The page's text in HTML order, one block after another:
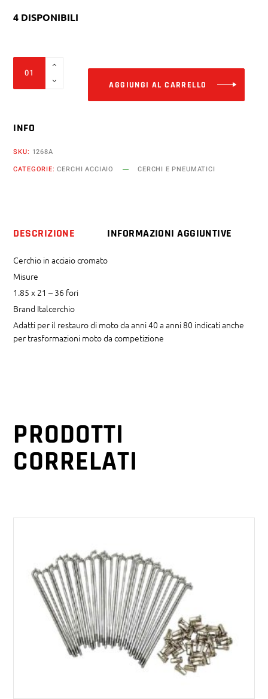
4 DISPONIBILI
Italcerchio
AGGIUNGI AL CARRELLO
INFO
SKU: 1268A
CATEGORIE:CERCHI ACCIAIO CERCHI E PNEUMATICI
DESCRIZIONE INFORMAZIONI AGGIUNTIVE
Cerchio in acciaio cromato
Misure
1.85 x 21 – 36 fori
Brand Italcerchio
Adatti per il restauro di moto da anni 40 a anni 80 indicati anche
per trasformazioni moto da competizione
PRODOTTI
CORRELATI
AGGIUNGI AL CARRELLO